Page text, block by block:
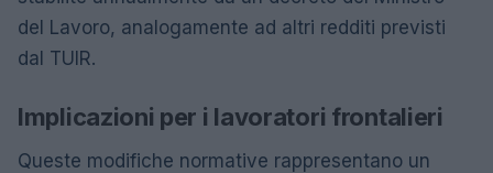
del Lavoro, analogamente ad altri redditi previsti
dal TUIR.
Implicazioni per i lavoratori frontalieri
Queste modifiche normative rappresentano un